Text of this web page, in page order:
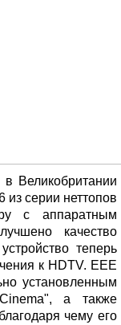
Великобритании
серии неттопов
с аппаратным
качество
теперь
к HDTV. EEE
установленным
а также
чему его